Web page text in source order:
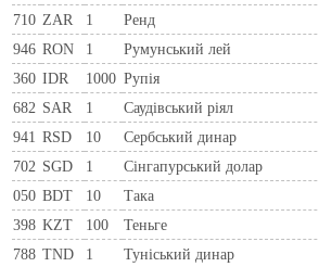
710 ZAR 1 Ренд
946 RON 1 Румунський лей
360 IDR 1000 Рупія
682 SAR 1 Саудівський ріял
941 RSD 10 Сербський динар
702 SGD 1 Сінгапурський долар
050 BDT 10 Така
398 KZT 100 Теньге
788 TND 1 Туніський динар